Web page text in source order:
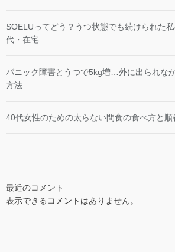
SOELUってどう？うつ状態でも続けられた
代・在宅
パニック障害とうつで5kg増…外に出られな
方法
40代女性のための太らない間食の食べ方と順
最近のコメント
表示できるコメントはありません。